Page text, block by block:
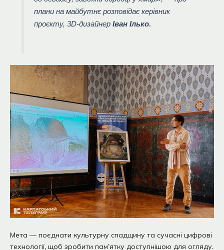
плани на майбутнє розповідає керівник
проєкту, 3D-дизайнерІван Ілько.
Мета — поєднати культурну спадщину та сучасні цифрові
технології, щоб зробити пам’ятку доступнішою для огляду.